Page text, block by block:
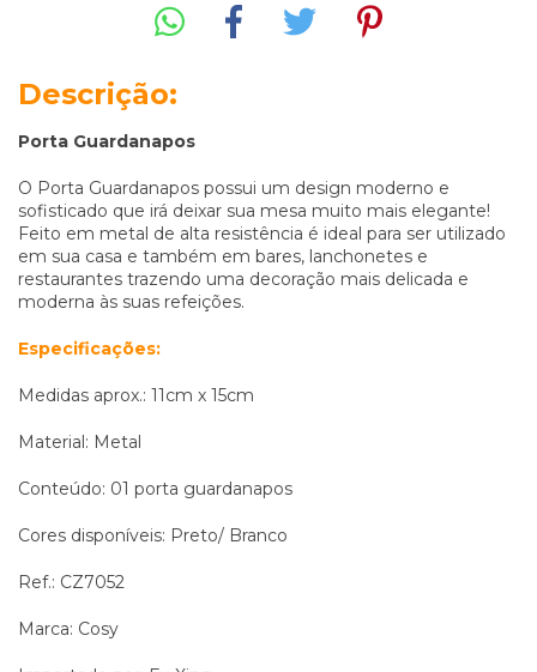
Descrição:
Porta Guardanapos
O Porta Guardanapos possui um design moderno e
sofisticado que irá deixar sua mesa muito mais elegante!
Feito em metal de alta resistência é ideal para ser utilizado
em sua casa e também em bares, lanchonetes e
restaurantes trazendo uma decoração mais delicada e
moderna às suas refeições.
Especificações:
Medidas aprox.: 11cm x 15cm
Material: Metal
Conteúdo: 01 porta guardanapos
Cores disponíveis: Preto/ Branco
Ref.: CZ7052
Marca: Cosy